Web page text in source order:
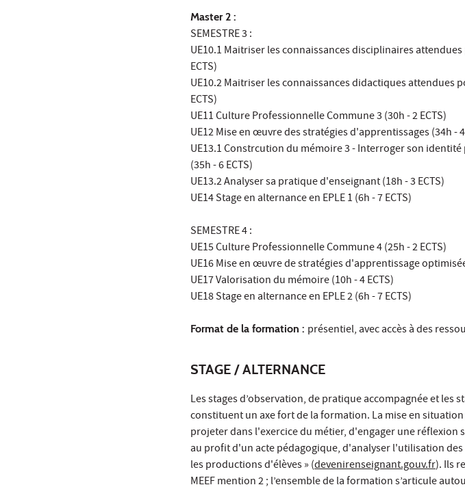
Master 2 :
SEMESTRE 3 :
UE10.1 Maitriser les connaissances disciplinaires
ECTS)
UE10.2 Maitriser les connaissances didactiques attendues
ECTS)
UE11 Culture Professionnelle Commune 3 (30h - 2 ECTS)
UE12 Mise en œuvre des stratégies d'apprentissages (34h - 4
UE13.1 Constrcution du mémoire 3 - Interroger son
(35h - 6 ECTS)
UE13.2 Analyser sa pratique d'enseignant (18h - 3 ECTS)
UE14 Stage en alternance en EPLE 1 (6h - 7 ECTS)
SEMESTRE 4 :
UE15 Culture Professionnelle Commune 4 (25h - 2 ECTS)
UE16 Mise en œuvre de stratégies d'apprentissage
UE17 Valorisation du mémoire (10h - 4 ECTS)
UE18 Stage en alternance en EPLE 2 (6h - 7 ECTS)
Format de la formation : présentiel, avec accès à des
STAGE / ALTERNANCE
Les stages d’observation, de pratique accompagnée et
constituent un axe fort de la formation. La mise en
projeter dans l'exercice du métier, d'engager une
au profit d'un acte pédagogique, d'analyser l'utilisation
les productions d'élèves » (devenirenseignant.gouv.fr). Ils
MEEF mention 2 ; l’ensemble de la formation s’articule